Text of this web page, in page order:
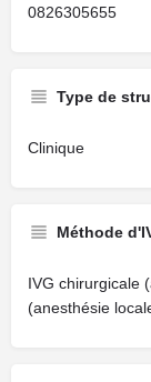
0826305655
Type de
Clinique
Méthode
IVG chirurgicale
(anesthésie